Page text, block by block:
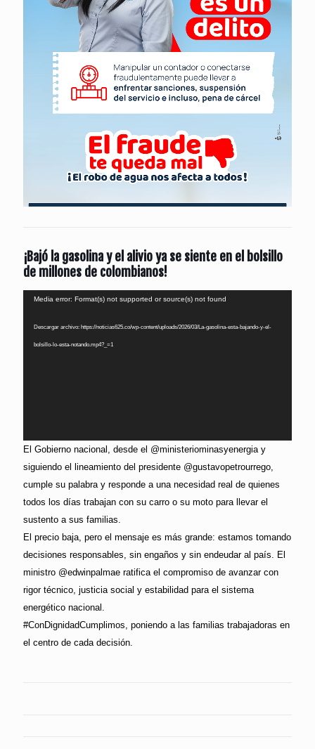
¡Bajó la gasolina y el alivio ya se siente en el bolsillo
de millones de colombianos!
Reproductor
Media error: Format(s) not supported or source(s) not found
Descargar archivo: https://noticias625.co/wp-content/uploads/2026/03/La-gasolina-esta-bajando-y-el-
bolsillo-lo-esta-notando.mp4?_=1
El Gobierno nacional, desde el @ministeriominasyenergia y
siguiendo el lineamiento del presidente @gustavopetrourrego,
cumple su palabra y responde a una necesidad real de quienes
todos los días trabajan con su carro o su moto para llevar el
sustento a sus familias.
El precio baja, pero el mensaje es más grande: estamos tomando
decisiones responsables, sin engaños y sin endeudar al país. El
ministro @edwinpalmae ratifica el compromiso de avanzar con
rigor técnico, justicia social y estabilidad para el sistema
energético nacional.
#ConDignidadCumplimos, poniendo a las familias trabajadoras en
el centro de cada decisión.